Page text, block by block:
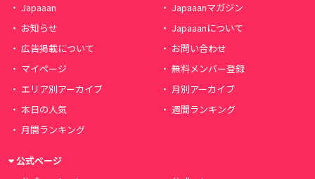
Japaaan
Japaaanマガジン
お知らせ
Japaaanについて
広告掲載について
お問い合わせ
マイページ
無料メンバー登録
エリア別アーカイブ
月別アーカイブ
本日の人気
週間ランキング
月間ランキング
公式ページ